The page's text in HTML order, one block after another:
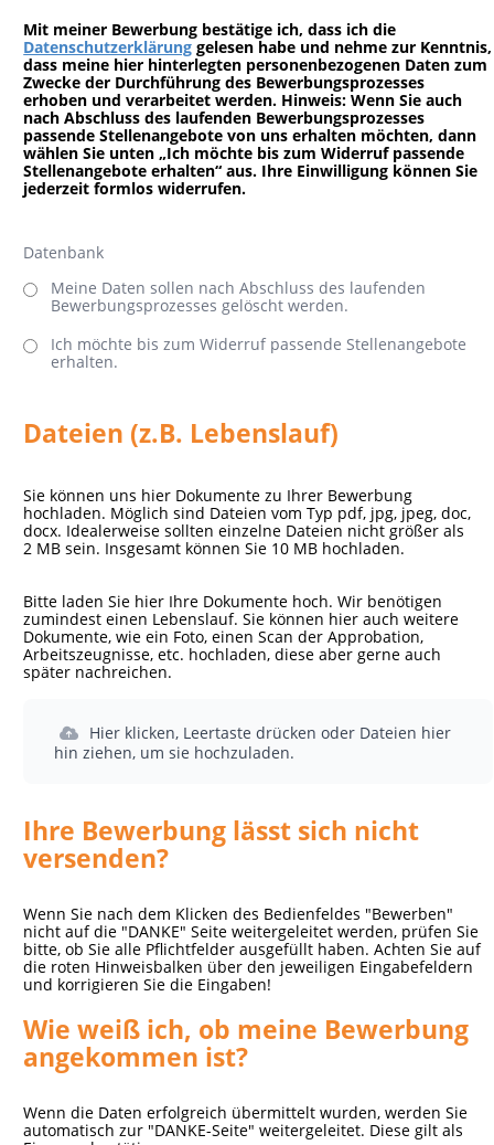
Mit meiner Bewerbung bestätige ich, dass ich die
Datenschutzerklärung gelesen habe und nehme zur Kenntnis,
dass meine hier hinterlegten personenbezogenen Daten zum
Zwecke der Durchführung des Bewerbungsprozesses
erhoben und verarbeitet werden. Hinweis: Wenn Sie auch
nach Abschluss des laufenden Bewerbungsprozesses
passende Stellenangebote von uns erhalten möchten, dann
wählen Sie unten „Ich möchte bis zum Widerruf passende
Stellenangebote erhalten“ aus. Ihre Einwilligung können Sie
jederzeit formlos widerrufen.
Datenbank
Meine Daten sollen nach Abschluss des laufenden
Bewerbungsprozesses gelöscht werden.
Ich möchte bis zum Widerruf passende Stellenangebote
erhalten.
Dateien (z.B. Lebenslauf)
Sie können uns hier Dokumente zu Ihrer Bewerbung
hochladen. Möglich sind Dateien vom Typ pdf, jpg, jpeg, doc,
docx. Idealerweise sollten einzelne Dateien nicht größer als
2 MB sein. Insgesamt können Sie 10 MB hochladen.
Bitte laden Sie hier Ihre Dokumente hoch. Wir benötigen
zumindest einen Lebenslauf. Sie können hier auch weitere
Dokumente, wie ein Foto, einen Scan der Approbation,
Arbeitszeugnisse, etc. hochladen, diese aber gerne auch
später nachreichen.
Hier klicken, Leertaste drücken oder Dateien hier
hin ziehen, um sie hochzuladen.
Ihre Bewerbung lässt sich nicht
versenden?
Wenn Sie nach dem Klicken des Bedienfeldes "Bewerben"
nicht auf die "DANKE" Seite weitergeleitet werden, prüfen Sie
bitte, ob Sie alle Pflichtfelder ausgefüllt haben. Achten Sie auf
die roten Hinweisbalken über den jeweiligen Eingabefeldern
und korrigieren Sie die Eingaben!
Wie weiß ich, ob meine Bewerbung
angekommen ist?
Wenn die Daten erfolgreich übermittelt wurden, werden Sie
automatisch zur "DANKE-Seite" weitergeleitet. Diese gilt als